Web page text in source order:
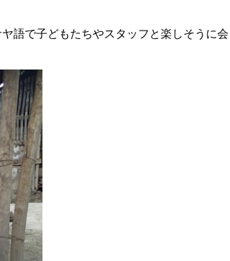
語で子どもたちやスタッフと楽しそうに会